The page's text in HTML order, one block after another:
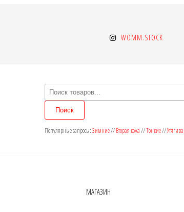
WOMM.STOCK
Поиск
товаров
Поиск
Популярные запросы:Зимние//Вторая кожа//Тонкие//
МАГАЗИН